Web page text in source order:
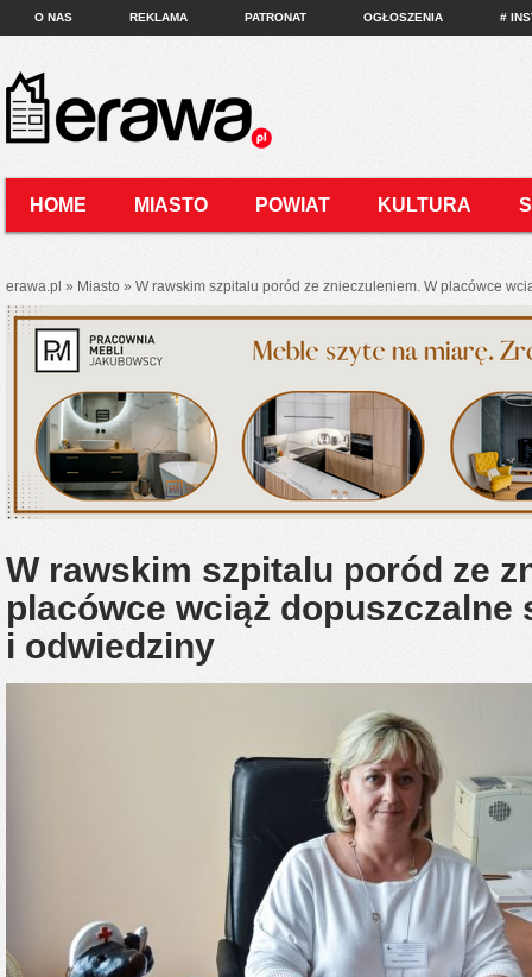
O NAS REKLAMA PATRONAT OGŁOSZENIA #
HOME MIASTO POWIAT KULTURA
erawa.pl » Miasto » W rawskim szpitalu poród ze znieczuleniem. W placówce
W rawskim szpitalu poród ze
placówce wciąż dopuszczalne
i odwiedziny